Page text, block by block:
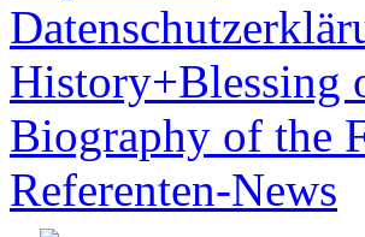
History+Blessing
Biography of the
Referenten-News